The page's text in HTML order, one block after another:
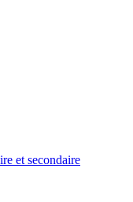
et secondaire